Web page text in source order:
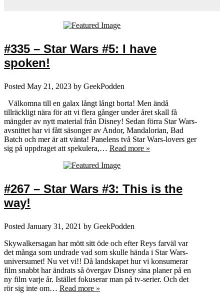
#335 – Star Wars #5: I have
spoken!
Posted May 21, 2023 by GeekPodden
Välkomna till en galax långt långt borta! Men ändå
tillräckligt nära för att vi flera gånger under året skall få
mängder av nytt material från Disney! Sedan förra Star Wars-
avsnittet har vi fått säsonger av Andor, Mandalorian, Bad
Batch och mer är att vänta! Panelens två Star Wars-lovers ger
sig på uppdraget att spekulera,… Read more »
#267 – Star Wars #3: This is the
way!
Posted January 31, 2021 by GeekPodden
Skywalkersagan har mött sitt öde och efter Reys farväl var
det många som undrade vad som skulle hända i Star Wars-
universumet! Nu vet vi!! Då landskapet hur vi konsumerar
film snabbt har ändrats så övergav Disney sina planer på en
ny film varje år. Istället fokuserar man på tv-serier. Och det
rör sig inte om… Read more »